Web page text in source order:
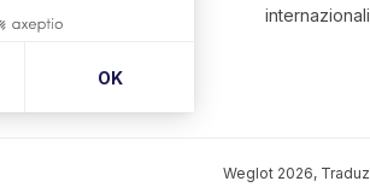
OK
personalizzare e gestire le tue
internazionali
Weglot 2026,